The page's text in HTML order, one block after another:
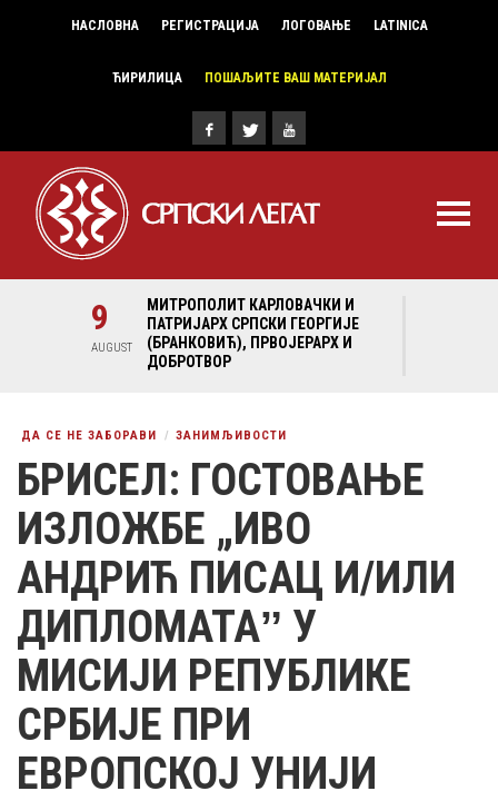
НАСЛОВНА РЕГИСТРАЦИЈА ЛОГОВАЊЕ LATINICA
ЋИРИЛИЦА ПОШАЉИТЕ ВАШ МАТЕРИЈАЛ
9
AUGUST
МИТРОПОЛИТ КАРЛОВАЧКИ И
ПАТРИЈАРХ СРПСКИ ГЕОРГИЈЕ
(БРАНКОВИЋ), ПРВОЈЕРАРХ И
ДОБРОТВОР
ДА СЕ НЕ ЗАБОРАВИ ЗАНИМЉИВОСТИ
БРИСЕЛ: ГОСТОВАЊЕ
ИЗЛОЖБЕ „ИВО
АНДРИЋ ПИСАЦ И/ИЛИ
ДИПЛОМАТАˮ У
МИСИЈИ РЕПУБЛИКЕ
СРБИЈЕ ПРИ
ЕВРОПСКОЈ УНИЈИ